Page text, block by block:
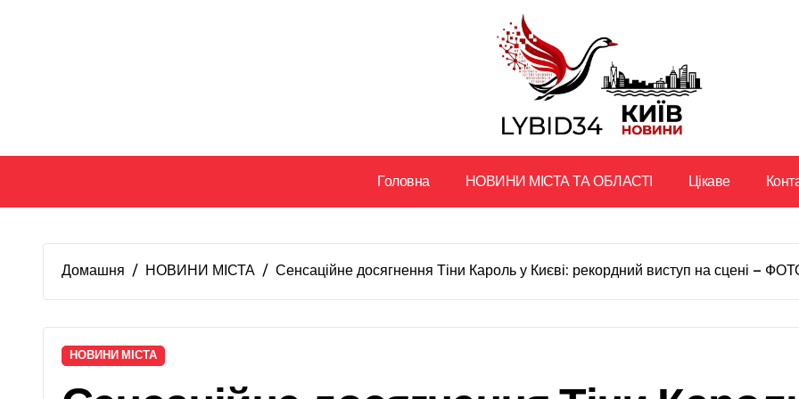
Головна НОВИНИ МІСТА ТА ОБЛАСТІ Цікаве
Домашня НОВИНИ МІСТА Сенсаційне досягнення Тіни Кароль у Києві: рекордний виступ на сцені —
НОВИНИ МІСТА